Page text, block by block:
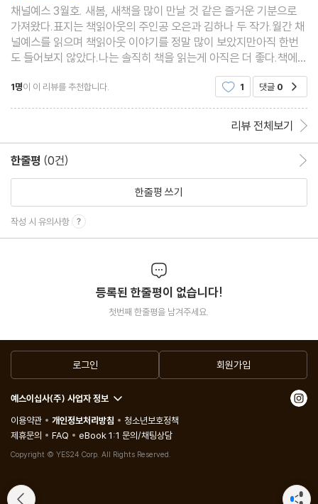
전자책, 처음 만든다면
전자책 이렇게 팔아요
프로 의심러의 북클럽 체험기
궁합이 맞는 전자책 기기를 찾아라
INTERVIEW_ 김소연 시인, 경험한 것들로만 쓴 산문
INTERVIEW_ 편해문, 놀이는 아이 안에 있다
INTERVIEW_ 최혜진, 질문을 던지는 그림
INTERVIEW_ 그림으로 보는 인터뷰 : 『하얀 사람』
프랑소와 엄의 북관리사무소_ 독서 중독자라면 빠질 수밖에
Column 2
박연준의 특별한 평범함_ 스무 살 때 만난 택시 기사
정은숙의 나홀로 극장_ 사는 게 개똥 같아요
김현의 더 멀리_ 어느새 내 나이도 희미해져 버리고
답하겠어요
박선아의 ( ) 산책_ (병원) 산책
노지양의 번역 한 줄_ Stay Humble
서효인의 가요대잔치_ 길 위에서
윤하정의 공연 세상_ <2019 LOVESOME>의 사랑스러운 홍일
점, 스텔라장
책읽아웃_ 우리들의 행복한 팟캐스트
채널예스 3월호. 새봄, 새책을 많이 만날 것 같은 즐거운 기분으로
가져왔다.표지는 책읽아웃의 주인공 오은과 김하나 두 작가.월간 채
널예스를 읽으며 책읽아웃 이야기를 정말 많이 보았지만아직 한번
도 들어보지 않았다.나는 솔직히 책을 읽는게 아직은 더 좋다.책에
관한 이야기라니 좋긴 하지만직장을 다니는 나로서는 듣는 시간으
로 뺏기면 읽을 시간이 없어진다.그래서 아직 시작
1명이 이 리뷰를 추천합니다. 1 댓글 0
리뷰 전체보기
한줄평 (0건)
한줄평 쓰기
작성 시 유의사항
등록된 한줄평이 없습니다!
첫번째 한줄평을 남겨주세요.
로그인 회원가입
예스이십사(주) 사업자 정보
이용약관
개인정보처리방침
청소년보호정책
제휴문의
FAQ eBook 1:1 문의/채팅상담
Copyright © YES24 Corp. All Rights Reserved.